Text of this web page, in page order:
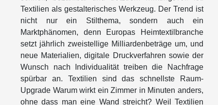
Textilien als gestalterisches Werkzeug. Der Trend ist
nicht nur ein Stilthema, sondern auch ein
Marktphänomen, denn Europas Heimtextilbranche
setzt jährlich zweistellige Milliardenbeträge um, und
neue Materialien, digitale Druckverfahren sowie der
Wunsch nach Individualität treiben die Nachfrage
spürbar an. Textilien sind das schnellste Raum-
Upgrade Warum wirkt ein Zimmer in Minuten anders,
ohne dass man eine Wand streicht? Weil Textilien